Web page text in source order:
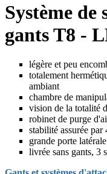
Système
gants T8 -
légère et peu
totalement
ambiant
chambre de
vision de la totalité
robinet de purge
stabilité assurée par
grande porte
livrée sans gants, 3